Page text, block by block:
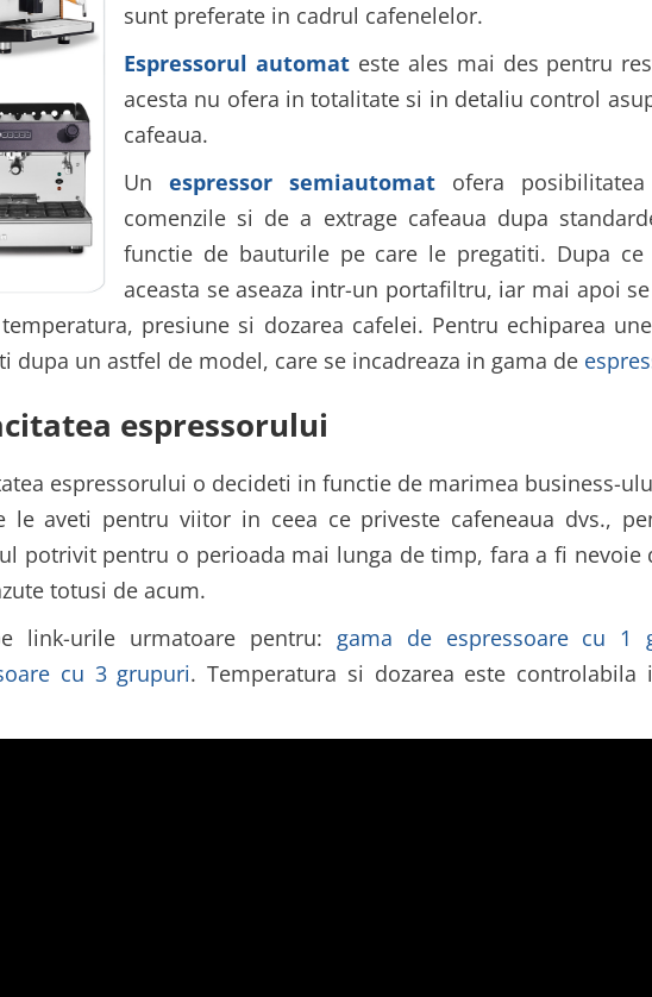
sunt preferate in cadrul cafenelelor.
Espressorul automateste ales mai des pentru
acesta nu ofera in totalitate si in detaliu control
cafeaua.
Un espressor semiautomat ofera
comenzile si de a extrage cafeaua dupa
functie de bauturile pe care le pregatiti. Dupa ce
aceasta se aseaza intr-un portafiltru, iar mai apoi
presiune si dozarea cafelei. Pentru echiparea
dupa un astfel de model, care se incadreaza in gama de
espressorului
espressorului o decideti in functie de marimea business-
le aveti pentru viitor in ceea ce priveste cafeneaua dvs.,
potrivit pentru o perioada mai lunga de timp, fara a fi
totusi de acum.
link-urile urmatoare pentru: gama de espressoare cu 1
cu 3 grupuri. Temperatura si dozarea este